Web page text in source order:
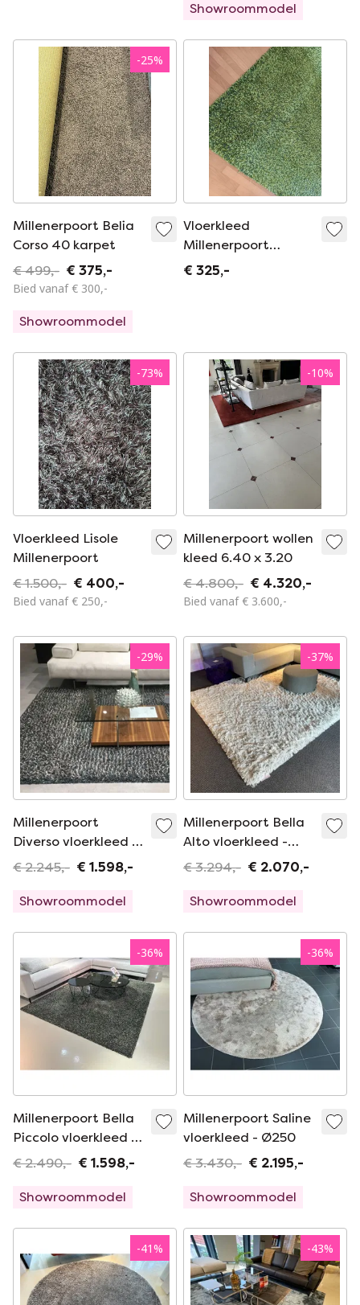
Showroommodel
-25%
Millenerpoort Belia
Corso 40 karpet
€ 499,- € 375,-
Bied vanaf € 300,-
Showroommodel
Vloerkleed
Millenerpoort
220x240 cm
€ 325,-
-73%
Vloerkleed Lisole
Millenerpoort
€ 1.500,- € 400,-
Bied vanaf € 250,-
-10%
Millenerpoort wollen
kleed 6.40 x 3.20
€ 4.800,- € 4.320,-
Bied vanaf € 3.600,-
-29%
Millenerpoort
Diverso vloerkleed -
200x250
€ 2.245,- € 1.598,-
Showroommodel
-37%
Millenerpoort Bella
Alto vloerkleed -
300x200
€ 3.294,- € 2.070,-
Showroommodel
-36%
Millenerpoort Bella
Piccolo vloerkleed -
200x250
€ 2.490,- € 1.598,-
Showroommodel
-36%
Millenerpoort Saline
vloerkleed - Ø250
€ 3.430,- € 2.195,-
Showroommodel
-41% -43%